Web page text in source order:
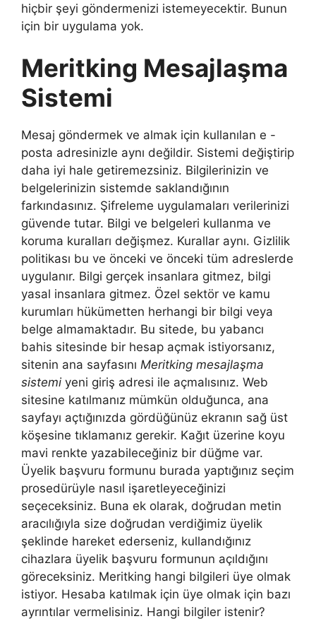
hiçbir şeyi göndermenizi istemeyecektir. Bunun
için bir uygulama yok.
Meritking Mesajlaşma
Sistemi
Mesaj göndermek ve almak için kullanılan e -
posta adresinizle aynı değildir. Sistemi değiştirip
daha iyi hale getiremezsiniz. Bilgilerinizin ve
belgelerinizin sistemde saklandığının
farkındasınız. Şifreleme uygulamaları verilerinizi
güvende tutar. Bilgi ve belgeleri kullanma ve
koruma kuralları değişmez. Kurallar aynı. Gizlilik
politikası bu ve önceki ve önceki tüm adreslerde
uygulanır. Bilgi gerçek insanlara gitmez, bilgi
yasal insanlara gitmez. Özel sektör ve kamu
kurumları hükümetten herhangi bir bilgi veya
belge almamaktadır. Bu sitede, bu yabancı
bahis sitesinde bir hesap açmak istiyorsanız,
sitenin ana sayfasını Meritking mesajlaşma
sistemi yeni giriş adresi ile açmalısınız. Web
sitesine katılmanız mümkün olduğunca, ana
sayfayı açtığınızda gördüğünüz ekranın sağ üst
köşesine tıklamanız gerekir. Kağıt üzerine koyu
mavi renkte yazabileceğiniz bir düğme var.
Üyelik başvuru formunu burada yaptığınız seçim
prosedürüyle nasıl işaretleyeceğinizi
seçeceksiniz. Buna ek olarak, doğrudan metin
aracılığıyla size doğrudan verdiğimiz üyelik
şeklinde hareket ederseniz, kullandığınız
cihazlara üyelik başvuru formunun açıldığını
göreceksiniz. Meritking hangi bilgileri üye olmak
istiyor. Hesaba katılmak için üye olmak için bazı
ayrıntılar vermelisiniz. Hangi bilgiler istenir?